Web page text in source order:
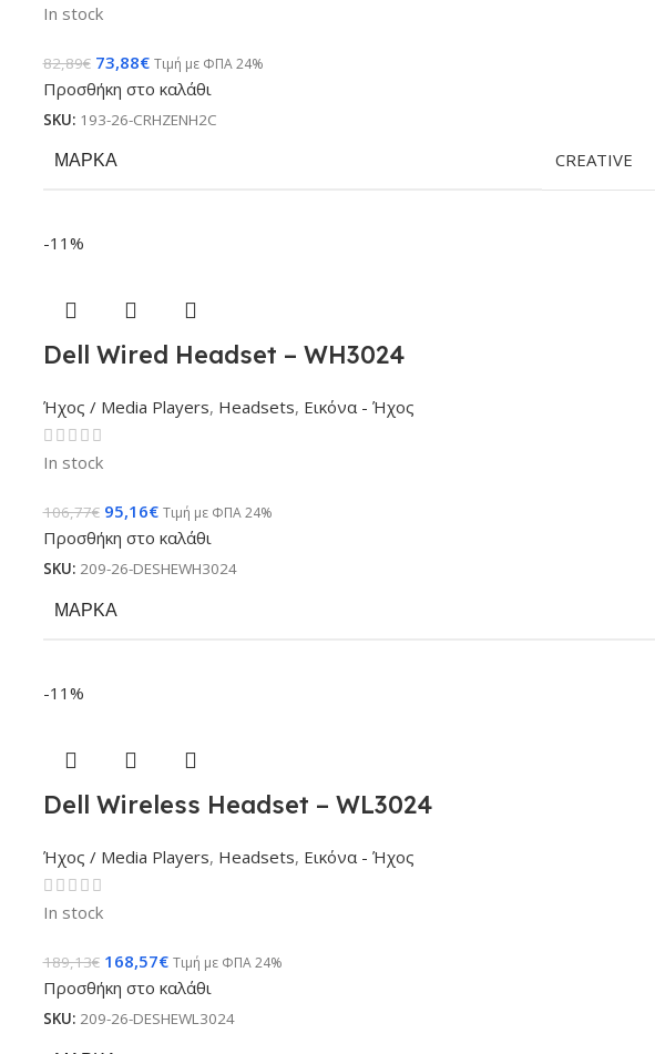
In stock
82,89€ 73,88€ Τιμή με ΦΠΑ 24%
Προσθήκη στο καλάθι
SKU: 193-26-CRHZENH2C
ΜΆΡΚΑ CREATIVE
-11%
Dell Wired Headset – WH3024
Ήχος / Media Players, Headsets, Εικόνα - Ήχος
In stock
106,77€ 95,16€ Τιμή με ΦΠΑ 24%
Προσθήκη στο καλάθι
SKU: 209-26-DESHEWH3024
ΜΆΡΚΑ
-11%
Dell Wireless Headset – WL3024
Ήχος / Media Players, Headsets, Εικόνα - Ήχος
In stock
189,13€ 168,57€ Τιμή με ΦΠΑ 24%
Προσθήκη στο καλάθι
SKU: 209-26-DESHEWL3024